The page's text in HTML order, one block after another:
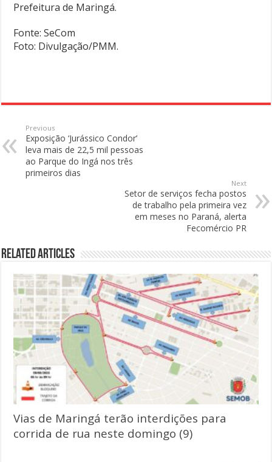
Prefeitura de Maringá.
Fonte: SeCom
Foto: Divulgação/PMM.
Previous
Exposição ‘Jurássico Condor’
leva mais de 22,5 mil pessoas
ao Parque do Ingá nos três
primeiros dias
Next
Setor de serviços fecha postos
de trabalho pela primeira vez
em meses no Paraná, alerta
Fecomércio PR
Related Articles
Vias de Maringá terão interdições para
corrida de rua neste domingo (9)